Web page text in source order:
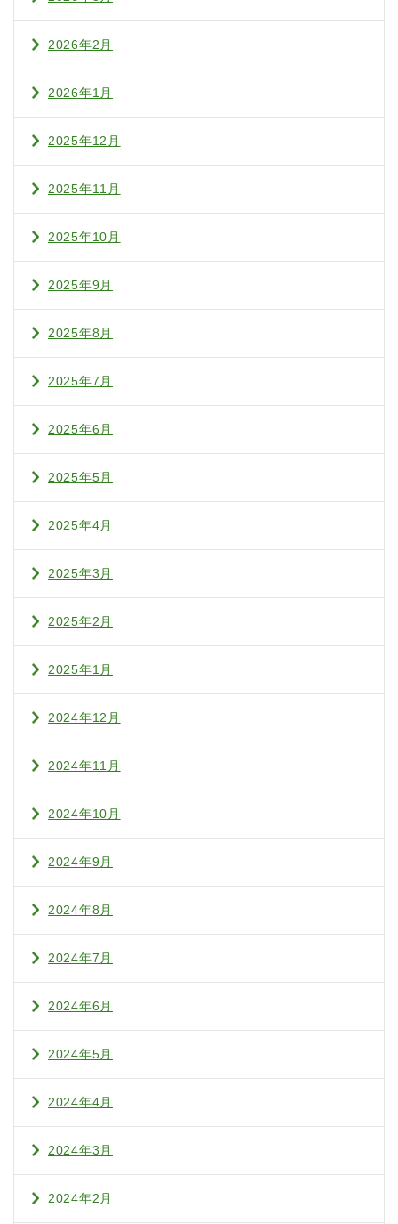
2026年2月
2026年1月
2025年12月
2025年11月
2025年10月
2025年9月
2025年8月
2025年7月
2025年6月
2025年5月
2025年4月
2025年3月
2025年2月
2025年1月
2024年12月
2024年11月
2024年10月
2024年9月
2024年8月
2024年7月
2024年6月
2024年5月
2024年4月
2024年3月
2024年2月